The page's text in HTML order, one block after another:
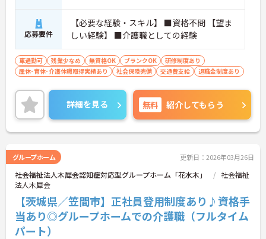
応募要件
【必要な経験・スキル】 ■資格不問 【望ま
しい経験】 ■介護職としての経験
車通勤可 残業少なめ 無資格OK ブランクOK
研修制度あり
産休･育休･介護休暇取得実績あり
社会保険完備 交通費支給 退職金制度あり
詳細を見る 無料 紹介してもらう
グループホーム 更新日：2026年03月26日
社会福祉法人木犀会認知症対応型グループホーム「花水木」
社会福祉
法人木犀会
【茨城県／笠間市】正社員登用制度あり♪資格手
当あり◎グループホームでの介護職（フルタイム
パート）